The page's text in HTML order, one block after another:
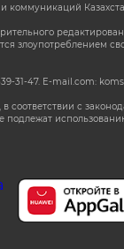
коммуникаций
злоупотреблением
31-47. E-mail.com:
с
подлежат